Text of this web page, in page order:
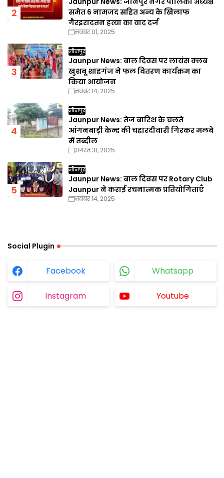
समेत 6 नामजद सहित अन्य के खिलाफ
गैरइरादतन हत्या का वाद दर्ज
नवंबर 01, 2025
जौनपुर
Jaunpur News: बाल दिवस पर लायंस क्लब
खुशबू शाहगंज ने फल वितरण कार्यक्रम का
किया आयोजन
नवंबर 14, 2025
जौनपुर
Jaunpur News: तेज बारिश के चलते
आंगनबाड़ी केन्द्र की चहारदीवारी गिरकर मलबे
में तब्दील
अगस्त 31, 2025
जौनपुर
Jaunpur News: बाल दिवस पर Rotary Club
Jaunpur ने कराई रचनात्मक प्रतियोगिताएँ
नवंबर 14, 2025
Social Plugin
Facebook Whatsapp
Instagram Youtube